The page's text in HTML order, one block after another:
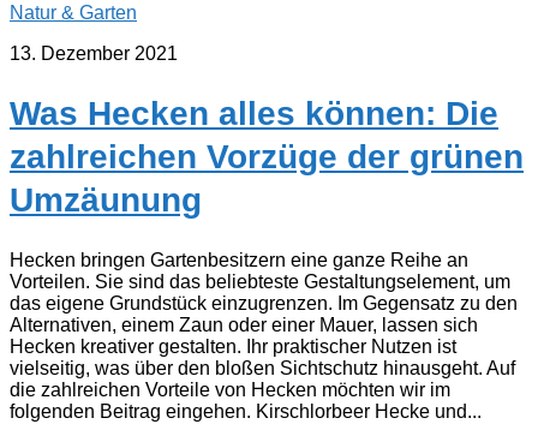
Natur & Garten
13. Dezember 2021
Was Hecken alles können: Die
zahlreichen Vorzüge der grünen
Umzäunung
Hecken bringen Gartenbesitzern eine ganze Reihe an
Vorteilen. Sie sind das beliebteste Gestaltungselement, um
das eigene Grundstück einzugrenzen. Im Gegensatz zu den
Alternativen, einem Zaun oder einer Mauer, lassen sich
Hecken kreativer gestalten. Ihr praktischer Nutzen ist
vielseitig, was über den bloßen Sichtschutz hinausgeht. Auf
die zahlreichen Vorteile von Hecken möchten wir im
folgenden Beitrag eingehen. Kirschlorbeer Hecke und...